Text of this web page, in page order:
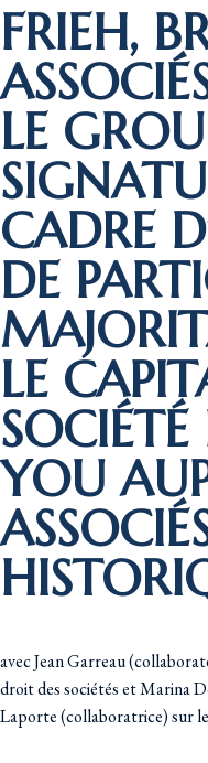
FRIEH,
LE
CADRE
DE
LE
YOU
avec Jean Garreau
droit des sociétés et Marina
Laporte (collaboratrice) sur